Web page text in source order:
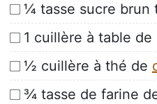
¼ tasse sucre brun
1 cuillère à table de
½ cuillère à thé de
¾ tasse de farine